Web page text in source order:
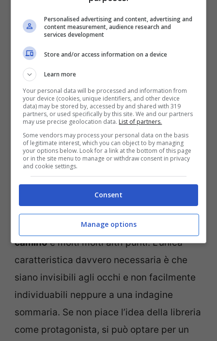
Tanti modi per “sparire”
dentro la propria casa
Il classico passaggio segreto , forse il più
facile da realizzare,è quello che si ottiene
dietro a una libreria,facendo ruotare la
scaffalatura sul proprio asse e
permettendo così l’accesso alla stanza
segreta. Tuttavia si possono realizzare altri
passaggi per creare stanze protette,
possiamo immaginareuna botola nel
o nel pavimento,una scala
caminoe molti molti altri punti. L’unica
caratteristica davvero necessaria è che
siano invisibili agli occhi e non facilmente
individuabili neppure a una indagine
sommaria. Se non piace l’idea della libreria
come protagonista, si può optare per un
Personalised advertising and content, advertising and
content measurement, audience research and
services development
Store and/or access information on a device
Learn more
Your personal data will be processed and information from
your device (cookies, unique identifiers, and other device
data) may be stored by, accessed by and shared with 319
partners, or used specifically by this site. We and our partners
may use precise geolocation data. List of partners.
Some vendors may process your personal data on the basis
of legitimate interest, which you can object to by managing
your options below. Look for a link at the bottom of this page
or in the site menu to manage or withdraw consent in privacy
and cookie settings.
Consent
Manage options